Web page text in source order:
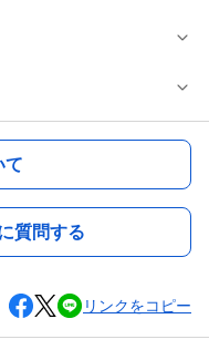
て
質問する
リンクをコピー